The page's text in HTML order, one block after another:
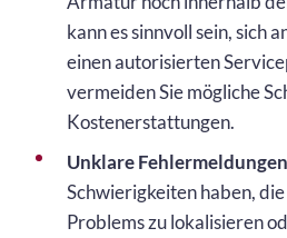
kann es sinnvoll sein, sich
einen autorisierten
vermeiden Sie mögliche
Kostenerstattungen.
Unklare
Schwierigkeiten haben,
Problems zu lokalisieren